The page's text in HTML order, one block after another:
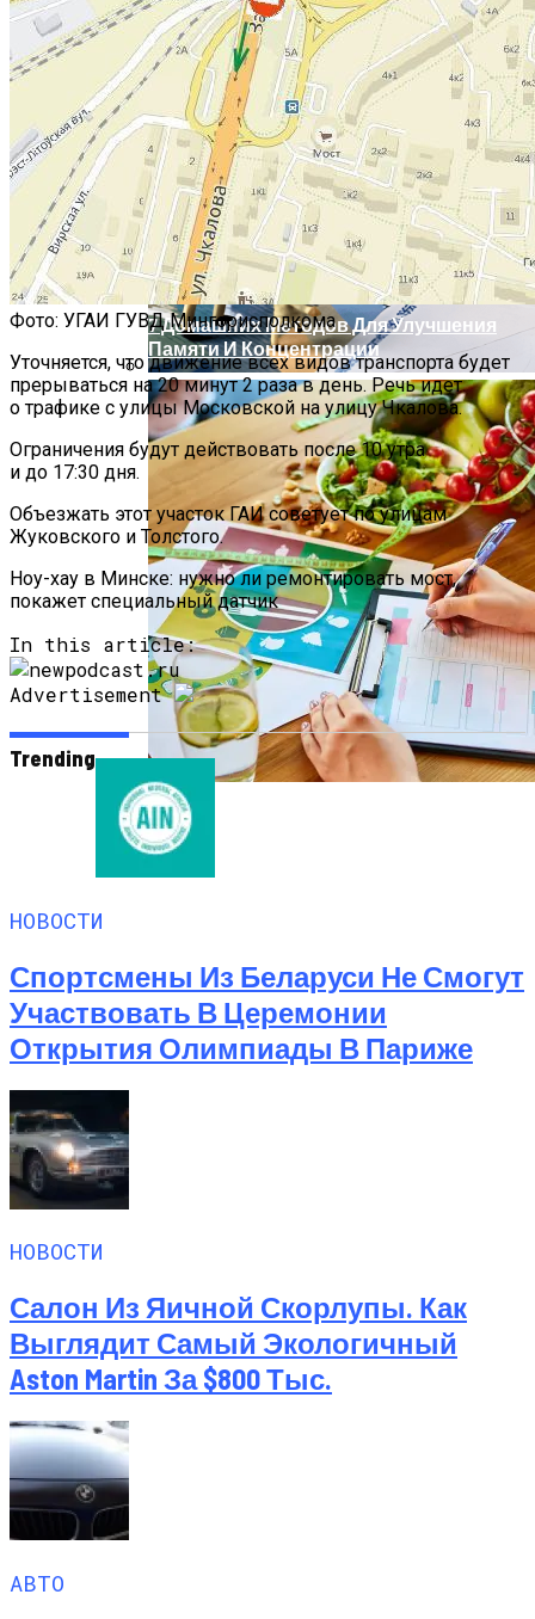
Какие Навыки Станут Ключевыми
Через 10 Лет И Как Подготовиться К Ним
Сегодня
Какие Кредиты Дают В Беларуси
На Китайские Автомобили
Шипы Или Липучка? Что Выбрать В
Условиях Российской Зимы?
7 Домашних Методов Для Улучшения
Памяти И Концентрации
Как Мы Худеем: 8 Этапов Похудения У
Мужчин И Женщин
Фото: УГАИ ГУВД Мингорисполкома
Уточняется, что движение всех видов транспорта будет
прерываться на 20 минут 2 раза в день. Речь идет
о трафике с улицы Московской на улицу Чкалова.
Ограничения будут действовать после 10 утра
и до 17:30 дня.
Объезжать этот участок ГАИ советует по улицам
Жуковского и Толстого.
Ноу-хау в Минске: нужно ли ремонтировать мост,
покажет специальный датчик
In this article:
Advertisement
Trending
НОВОСТИ
Спортсмены Из Беларуси Не Смогут
Участвовать В Церемонии
Открытия Олимпиады В Париже
НОВОСТИ
Салон Из Яичной Скорлупы. Как
Выглядит Самый Экологичный
Aston Martin За $800 Тыс.
АВТО